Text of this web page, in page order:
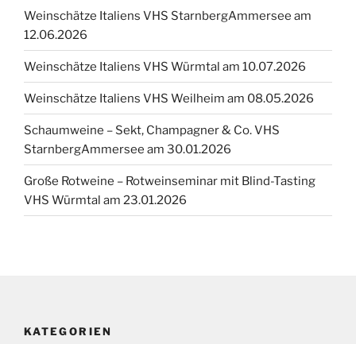
Weinschätze Italiens VHS StarnbergAmmersee am
12.06.2026
Weinschätze Italiens VHS Würmtal am 10.07.2026
Weinschätze Italiens VHS Weilheim am 08.05.2026
Schaumweine – Sekt, Champagner & Co. VHS
StarnbergAmmersee am 30.01.2026
Große Rotweine – Rotweinseminar mit Blind-Tasting
VHS Würmtal am 23.01.2026
KATEGORIEN